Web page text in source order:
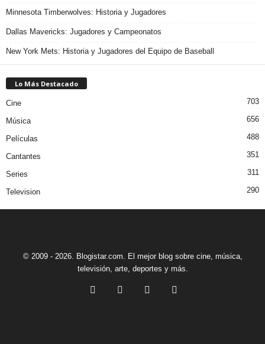
Minnesota Timberwolves: Historia y Jugadores
Dallas Mavericks: Jugadores y Campeonatos
New York Mets: Historia y Jugadores del Equipo de Baseball
Lo Más Destacado
Cine 703
Música 656
Películas 488
Cantantes 351
Series 311
Television 290
© 2009 - 2026. Blogistar.com. El mejor blog sobre cine, música,
televisión, arte, deportes y más.